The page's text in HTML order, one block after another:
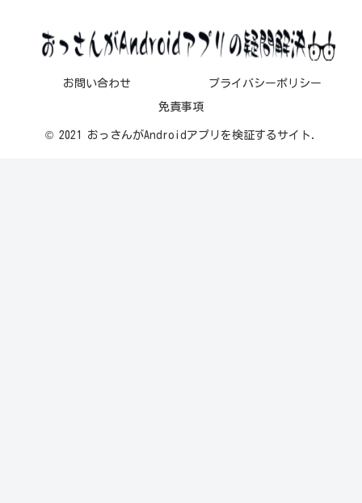
お問い合わせ プライバシーポリシー
免責事項
© 2021 おっさんがAndroidアプリを検証するサイト.